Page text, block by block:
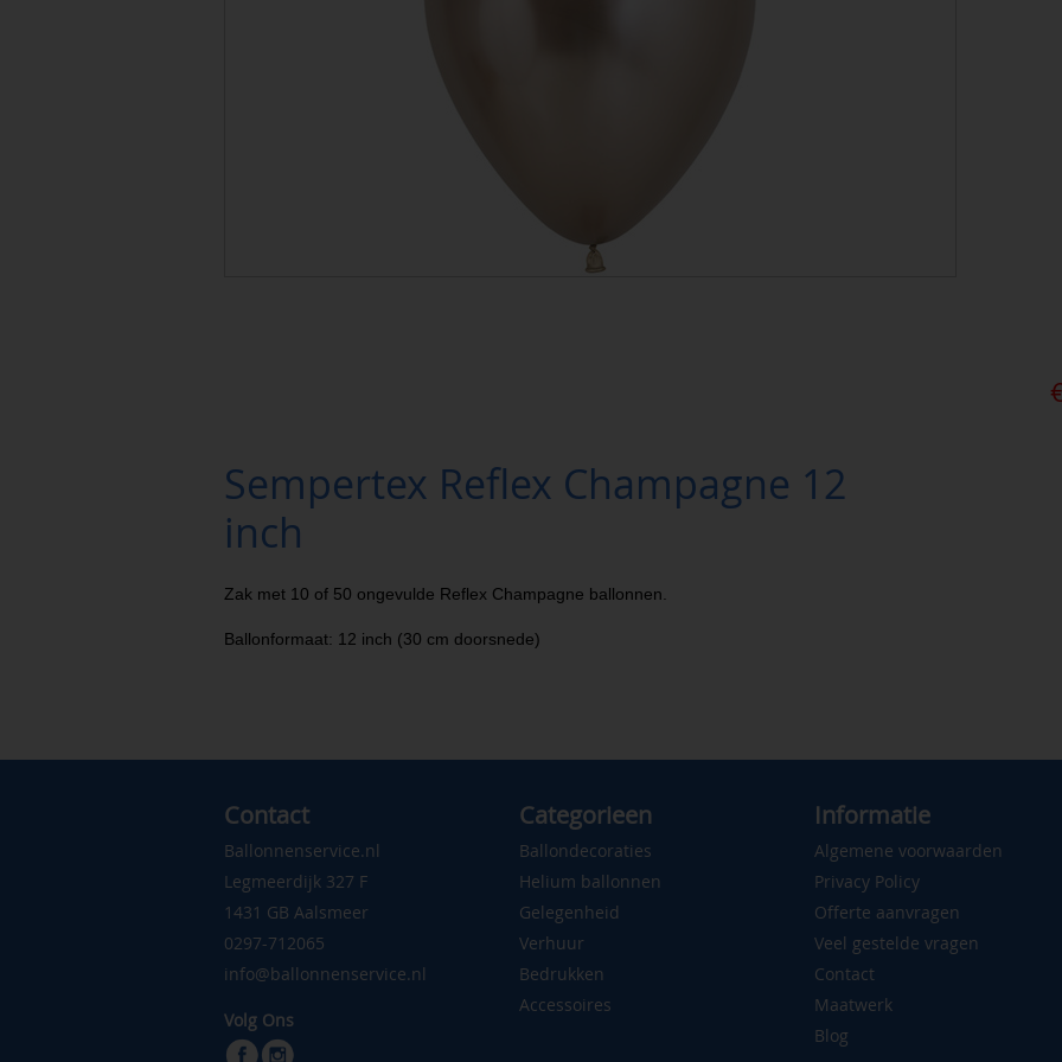
Sempertex Reflex Champagne 12
inch
Zak met 10 of 50 ongevulde Reflex Champagne ballonnen.
Ballonformaat: 12 inch (30 cm doorsnede)
Contact
Ballonnenservice.nl
Legmeerdijk 327 F
1431 GB Aalsmeer
0297-712065
info@ballonnenservice.nl
Volg Ons
Categorieen
Ballondecoraties
Helium ballonnen
Gelegenheid
Verhuur
Bedrukken
Accessoires
Informatie
Algemene voorwaarden
Privacy Policy
Offerte aanvragen
Veel gestelde vragen
Contact
Maatwerk
Blog